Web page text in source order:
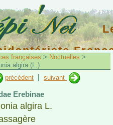
françaises > Noctuelles >
algira (L.)
précédent
suivant
Erebinae
algira L.